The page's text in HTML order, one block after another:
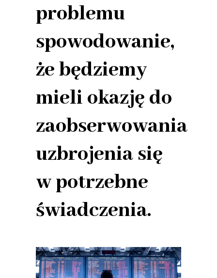
problemu
spowodowanie,
że będziemy
mieli okazję do
zaobserwowania
uzbrojenia się
w potrzebne
świadczenia.